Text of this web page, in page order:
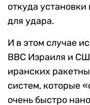
откуда
для удара.
И в этом случае
ВВС Израиля и
иранских
систем, которые
очень быстро